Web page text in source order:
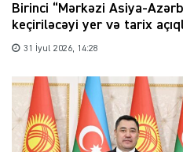
Birinci “Mərkəzi Asiya-
keçiriləcəyi yer və tarix
31 İyul 2026, 14:28